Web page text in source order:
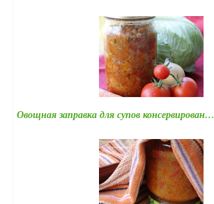
Овощная заправка для супов консервирован…